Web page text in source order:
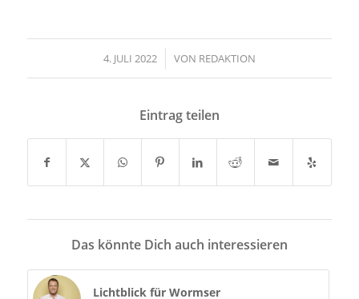
4. JULI 2022
/ VON REDAKTION
Eintrag teilen
Das könnte Dich auch interessieren
Lichtblick für Wormser